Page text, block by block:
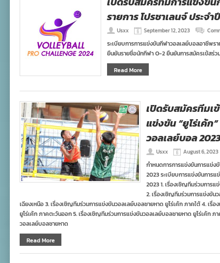
รายการ โปรชาเลนจ์ ประจำ
Usxx September 12, 2023
ระเบียบการการแข่งขันกีฬาวอลเลย์บอลอาชีพร
ยืนยันรายชื่อนักกีฬา O-2 ยืนยันการสมัครเข้สร่ว
Read More
เปิดรับสมัครทีมเ
แข่งขัน “ยูโร่เค้ก
วอลเลย์บอล
Usxx August 6, 2023
กำหนดการการแข่งขันการแข่ง
2023 ระเบียบการแข่งขันการ
2023 1. เรื่องเชิญทีมร่วมการ
2. เรื่องเชิญทีมร่วมการแข่งขัน
เฉียงเหนือ 3. เรื่องเชิญทีมร่วมการแข่งขันวอลเลย์บอลชายหาด ยูโร่เค้ก ภาคใต้ 4. เรื่
ยูโร่เค้ก ภาคตะวันออก 5. เรื่องเชิญทีมร่วมการแข่งขันวอลเลย์บอลชายหาด ยูโร่เค้ก ภ
วอลเลย์บอลชายหาด
Read More